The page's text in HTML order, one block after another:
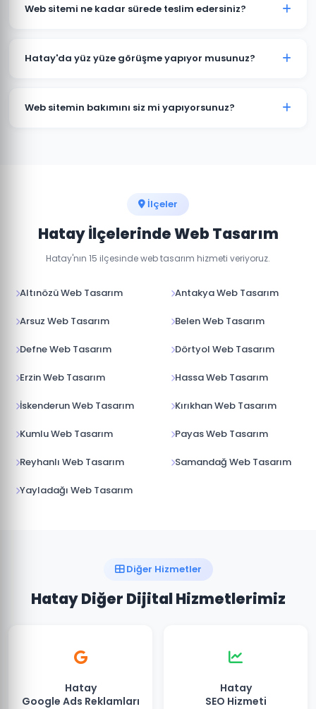
kapsamına göre değişmektedir. Kurumsal web sitesi,
bizimle iletişime geçin.
Web sitemi ne kadar sürede teslim edersiniz?
ticaret projeleri 15-30 iş günü içinde teslim
Hatay'da yüz yüze görüşme yapıyor musunuz?
görüşme imkanı sunuyoruz. Projenizin detaylarını
Web sitemin bakımını siz mi yapıyorsunuz?
İlçeler
Hatay İlçelerinde Web Tasarım
Hatay'nın 15 ilçesinde web tasarım hizmeti veriyoruz.
Altınözü Web Tasarım Antakya Web Tasarım
Arsuz Web Tasarım Belen Web Tasarım
Defne Web Tasarım Dörtyol Web Tasarım
Erzin Web Tasarım Hassa Web Tasarım
İskenderun Web Tasarım Kırıkhan Web Tasarım
Kumlu Web Tasarım Payas Web Tasarım
Reyhanlı Web Tasarım Samandağ Web Tasarım
Yayladağı Web Tasarım
Diğer Hizmetler
Hatay Diğer Dijital Hizmetlerimiz
Hatay
Google Ads Reklamları
Hatay
SEO Hizmeti